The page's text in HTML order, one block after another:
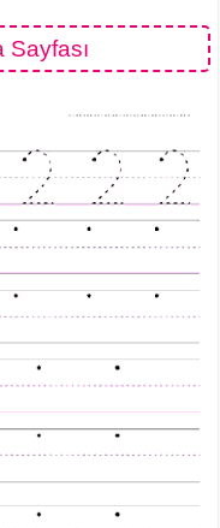
Sayfası